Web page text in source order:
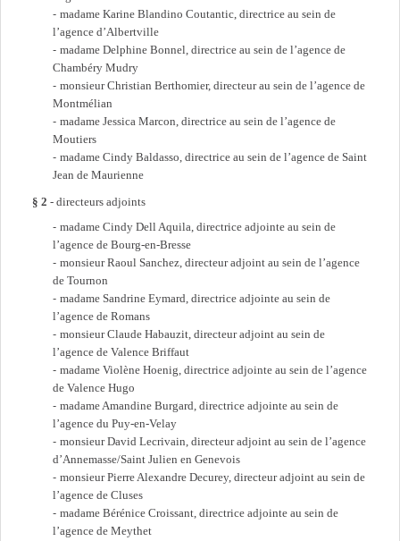
madame Karine Blandino Coutantic, directrice au sein de
l’agence d’Albertville
madame Delphine Bonnel, directrice au sein de l’agence de
Chambéry Mudry
monsieur Christian Berthomier, directeur au sein de l’agence de
Montmélian
madame Jessica Marcon, directrice au sein de l’agence de
Moutiers
madame Cindy Baldasso, directrice au sein de l’agence de Saint
Jean de Maurienne
§ 2 - directeurs adjoints
madame Cindy Dell Aquila, directrice adjointe au sein de
l’agence de Bourg-en-Bresse
monsieur Raoul Sanchez, directeur adjoint au sein de l’agence
de Tournon
madame Sandrine Eymard, directrice adjointe au sein de
l’agence de Romans
monsieur Claude Habauzit, directeur adjoint au sein de
l’agence de Valence Briffaut
madame Violène Hoenig, directrice adjointe au sein de l’agence
de Valence Hugo
madame Amandine Burgard, directrice adjointe au sein de
l’agence du Puy-en-Velay
monsieur David Lecrivain, directeur adjoint au sein de l’agence
d’Annemasse/Saint Julien en Genevois
monsieur Pierre Alexandre Decurey, directeur adjoint au sein de
l’agence de Cluses
madame Bérénice Croissant, directrice adjointe au sein de
l’agence de Meythet